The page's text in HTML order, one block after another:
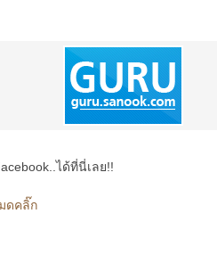
ได้ที่นี่เลย!!
ดคลิ๊ก